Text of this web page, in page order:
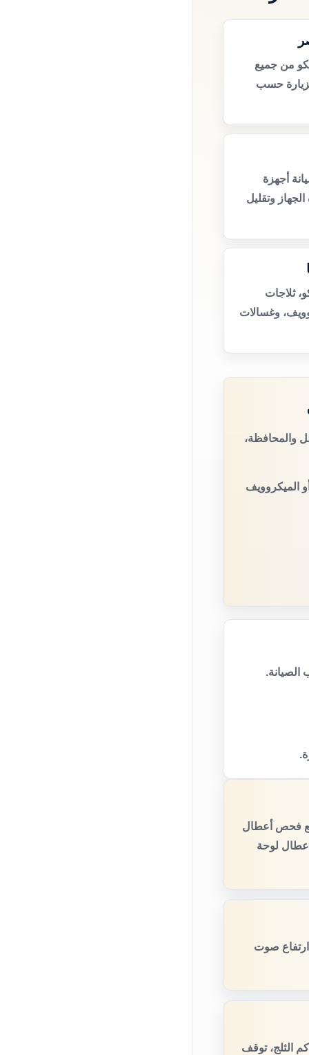
من جميع
حسب
أجهزة
وتقليل
ثلاجات
وغسالات
والمحافظة،
الميكروويف
مع فحص أعطال
لوحة
ارتفاع صوت
الثلج، توقف